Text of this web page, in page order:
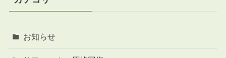
お知らせ